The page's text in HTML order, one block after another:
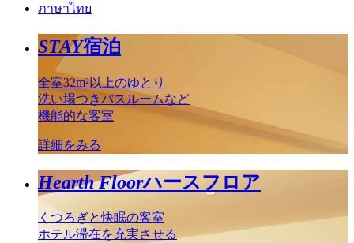
ภาษาไทย
STAY宿泊
全室32m²以上のゆとり
洗い場つきバスルームなど
機能的な客室
詳細をみる
Hearth Floorハースフロア
くつろぎと快眠の客室
ホテル滞在を充実させる